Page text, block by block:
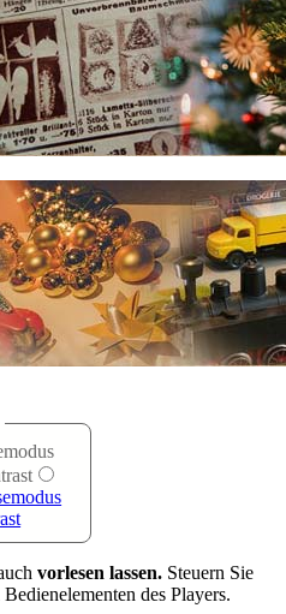
vorlesen lassen. Steuern Sie
des Players.